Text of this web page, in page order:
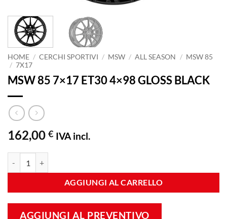
HOME / CERCHI SPORTIVI / MSW / ALL SEASON / MSW 85
/ 7X17
MSW 85 7×17 ET30 4×98 GLOSS BLACK
162,00 € IVA incl.
AGGIUNGI AL CARRELLO
AGGIUNGI AL PREVENTIVO